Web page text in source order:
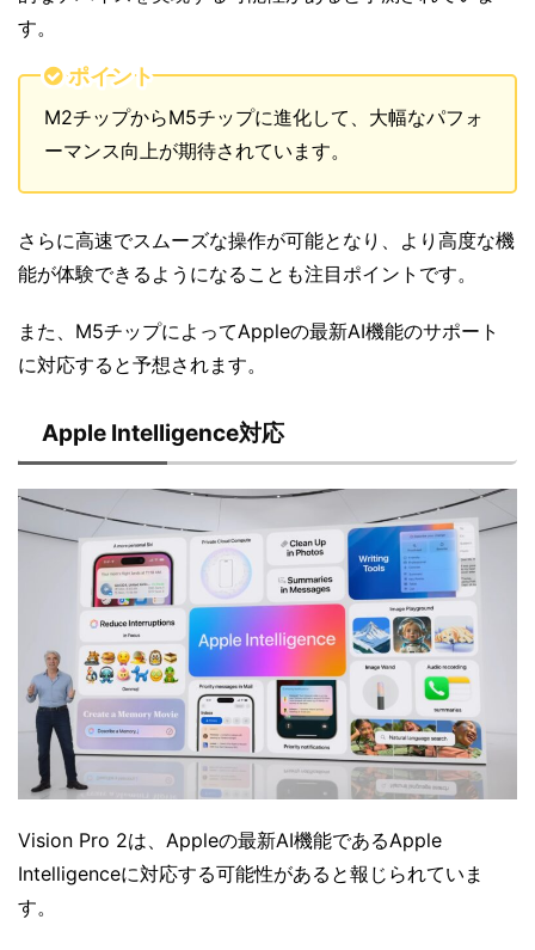
す。
ポイント
M2チップからM5チップに進化して、大幅なパフォ
ーマンス向上が期待されています。
さらに高速でスムーズな操作が可能となり、より高度な機
能が体験できるようになることも注目ポイントです。
また、M5チップによってAppleの最新AI機能のサポート
に対応すると予想されます。
Apple Intelligence対応
Vision Pro 2は、Appleの最新AI機能であるApple
Intelligenceに対応する可能性があると報じられていま
す。